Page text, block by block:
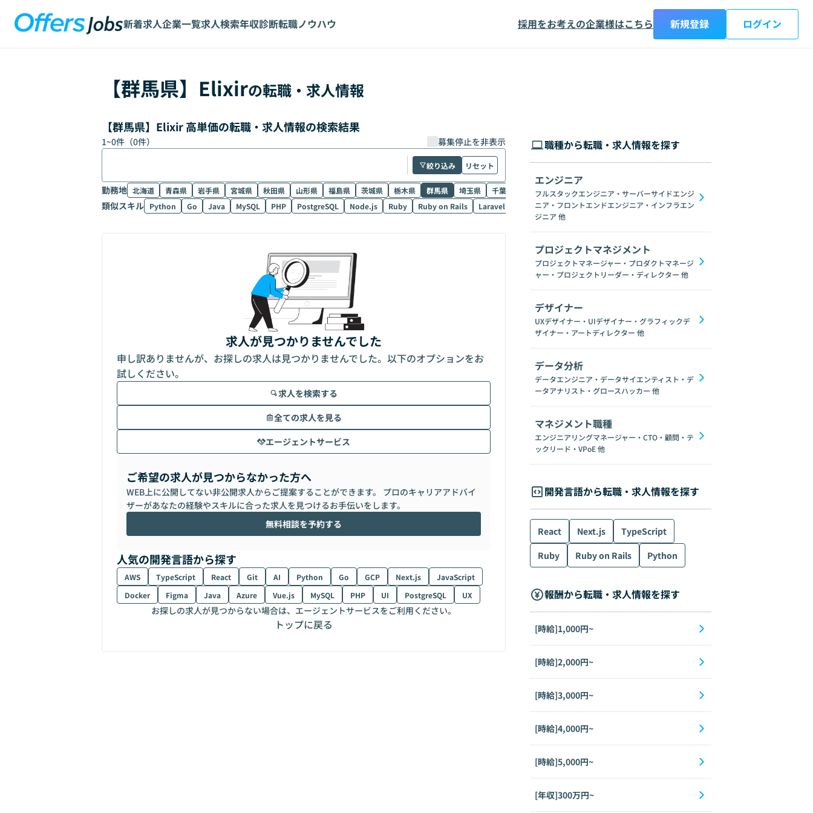
新着求人企業一覧求人検索年収診断転職ノウハウ 採用をお考えの企業様はこちら 新規登録 ログイン
【群馬県】 Elixirの転職・求人情報
【群馬県】Elixir 高単価の転職・求人情報の検索結果
1~0件（0件） 募集停止を非表示
絞り込み リセット
勤務地 北海道 青森県 岩手県 宮城県 秋田県 山形県 福島県 茨城県 栃木県 群馬県 埼玉県 千葉県 東京都 神奈川県 新潟県 富山県 石川県
類似スキル Python Go Java MySQL PHP PostgreSQL Node.js Ruby Ruby on Rails Laravel C# GraphQL SpringFramework Redis
求人が見つかりませんでした
申し訳ありませんが、お探しの求人は見つかりませんでした。以下のオプションをお
試しください。
求人を検索する
全ての求人を見る
エージェントサービス
ご希望の求人が見つからなかった方へ
WEB上に公開してない非公開求人からご提案することができます。 プロのキャリアアドバイ
ザーがあなたの経験やスキルに合った求人を見つけるお手伝いをします。
無料相談を予約する
人気の開発言語から探す
AWS TypeScript React Git AI Python Go GCP Next.js
JavaScript
Docker
Figma Java Azure Vue.js MySQL PHP UI PostgreSQL UX
お探しの求人が見つからない場合は、エージェントサービスをご利用ください。
トップに戻る
職種から転職・求人情報を探す
エンジニア
フルスタックエンジニア・サーバーサイドエンジ
ニア・フロントエンドエンジニア・インフラエン
ジニア 他
プロジェクトマネジメント
プロジェクトマネージャー・プロダクトマネージ
ャー・プロジェクトリーダー・ディレクター 他
デザイナー
UXデザイナー・UIデザイナー・グラフィックデ
ザイナー・アートディレクター 他
データ分析
データエンジニア・データサイエンティスト・デ
ータアナリスト・グロースハッカー 他
マネジメント職種
エンジニアリングマネージャー・CTO・顧問・テ
ックリード・VPoE他
開発言語から転職・求人情報を探す
React Next.js
TypeScript
Ruby
Ruby on Rails Python
報酬から転職・求人情報を探す
[時給]1,000円~
[時給]2,000円~
[時給]3,000円~
[時給]4,000円~
[時給]5,000円~
[年収]300万円~